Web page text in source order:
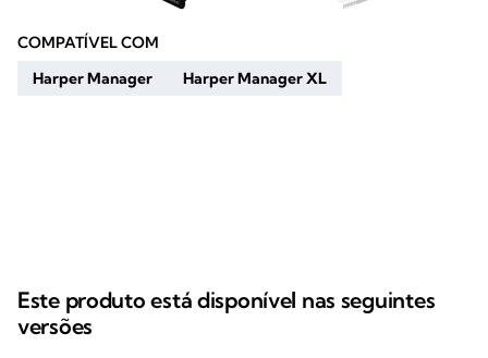
COMPATÍVEL COM
Harper Manager
Harper Manager XL
Este produto está disponível nas seguintes
versões